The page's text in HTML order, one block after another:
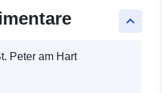
keyboard_arrow_up
Peter am Hart